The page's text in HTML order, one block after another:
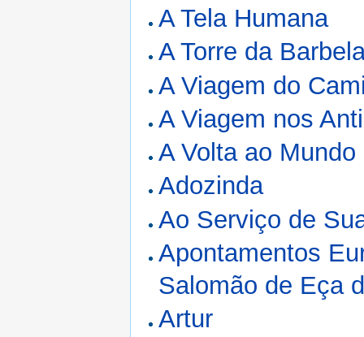
A Tela Humana
A Torre da
A Viagem do
A Viagem nos
A Volta ao
Adozinda
Ao Serviço de
Apontamentos
Salomão de Eça
Artur